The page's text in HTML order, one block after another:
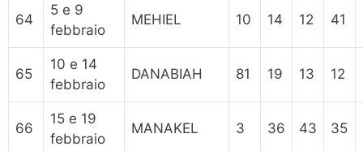
64
5 e 9
febbraio
MEHIEL 10 14 12 41
65
10 e 14
febbraio
DANABIAH 81 19 13 12
66
15 e 19
febbraio
MANAKEL 3 36 43 35